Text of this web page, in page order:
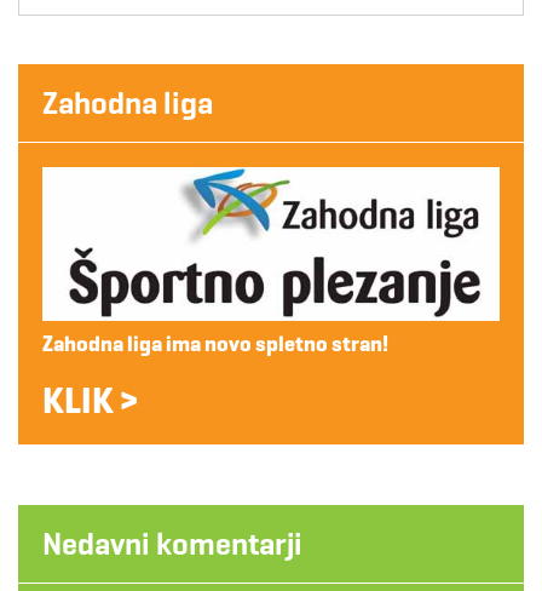
Zahodna liga
Zahodna liga ima novo spletno stran!
KLIK >
Nedavni komentarji